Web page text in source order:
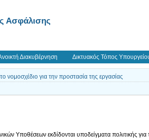
Ασφάλισης
Διακυβέρνηση Δικτυακός Τόπος
νομοσχέδιο για την προστασία της εργασίας
Υποθέσεων εκδίδονται υποδείγματα πολιτικής για